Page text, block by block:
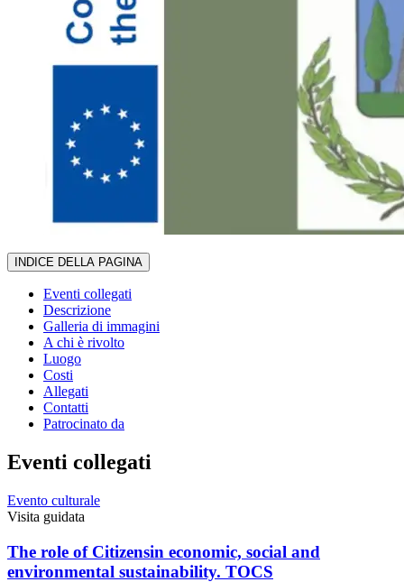
INDICE DELLA PAGINA
Eventi collegati
Descrizione
Galleria di immagini
A chi è rivolto
Luogo
Costi
Allegati
Contatti
Patrocinato da
Eventi collegati
Evento culturale
Visita guidata
The role of Citizensin economic, social and
environmental sustainability. TOCS